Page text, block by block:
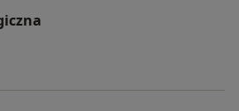
chirurgiczna